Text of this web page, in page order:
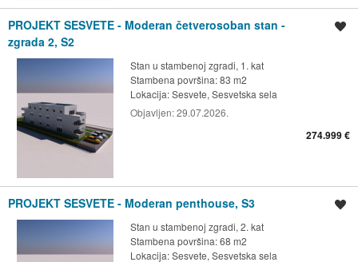
PROJEKT SESVETE - Moderan četverosoban stan -
zgrada 2, S2
Stan u stambenoj zgradi, 1. kat
Stambena površina: 83 m2
Lokacija:Sesvete, Sesvetska sela
Objavljen:29.07.2026.
274.999 €
PROJEKT SESVETE - Moderan penthouse, S3
Stan u stambenoj zgradi, 2. kat
Stambena površina: 68 m2
Lokacija:Sesvete, Sesvetska sela